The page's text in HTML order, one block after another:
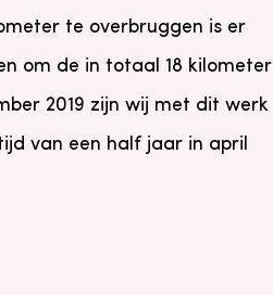
te overbruggen is er
om de in totaal 18 kilometer
2019 zijn wij met dit werk
van een half jaar in april